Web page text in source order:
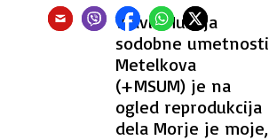
V avli Muzeja
sodobne umetnosti
Metelkova
(+MSUM) je na
ogled reprodukcija
dela Morje je moje,